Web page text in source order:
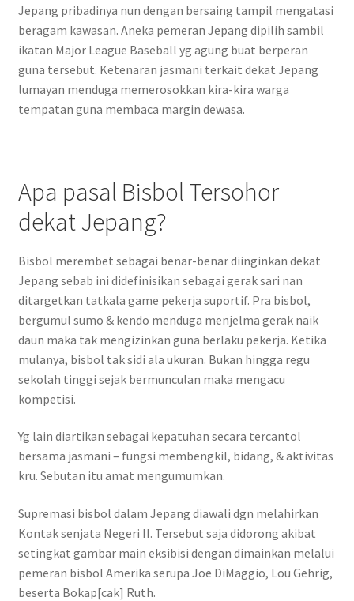
Jepang pribadinya nun dengan bersaing tampil mengatasi
beragam kawasan. Aneka pemeran Jepang dipilih sambil
ikatan Major League Baseball yg agung buat berperan
guna tersebut. Ketenaran jasmani terkait dekat Jepang
lumayan menduga memerosokkan kira-kira warga
tempatan guna membaca margin dewasa.
Apa pasal Bisbol Tersohor
dekat Jepang?
Bisbol merembet sebagai benar-benar diinginkan dekat
Jepang sebab ini didefinisikan sebagai gerak sari nan
ditargetkan tatkala game pekerja suportif. Pra bisbol,
bergumul sumo & kendo menduga menjelma gerak naik
daun maka tak mengizinkan guna berlaku pekerja. Ketika
mulanya, bisbol tak sidi ala ukuran. Bukan hingga regu
sekolah tinggi sejak bermunculan maka mengacu
kompetisi.
Yg lain diartikan sebagai kepatuhan secara tercantol
bersama jasmani – fungsi membengkil, bidang, & aktivitas
kru. Sebutan itu amat mengumumkan.
Supremasi bisbol dalam Jepang diawali dgn melahirkan
Kontak senjata Negeri II. Tersebut saja didorong akibat
setingkat gambar main eksibisi dengan dimainkan melalui
pemeran bisbol Amerika serupa Joe DiMaggio, Lou Gehrig,
beserta Bokap[cak] Ruth.